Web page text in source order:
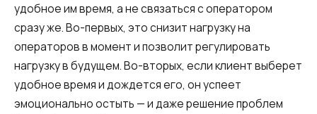
удобное им время, а не связаться с оператором
сразу же. Во-первых, это снизит нагрузку на
операторов в момент и позволит регулировать
нагрузку в будущем. Во-вторых, если клиент выберет
удобное время и дождется его, он успеет
эмоционально остыть — и даже решение проблем